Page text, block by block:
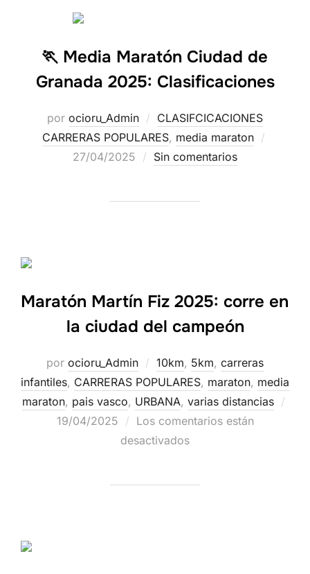
🏃 Media Maratón Ciudad de
Granada 2025: Clasificaciones
por ocioru_Admin
CLASIFCICACIONES
CARRERAS POPULARES, media maraton
27/04/2025
Sin comentarios
Maratón Martín Fiz 2025: corre en
la ciudad del campeón
por ocioru_Admin 10km, 5km, carreras
infantiles, CARRERAS POPULARES, maraton, media
maraton, pais vasco, URBANA, varias distancias
19/04/2025
Los comentarios están
desactivados